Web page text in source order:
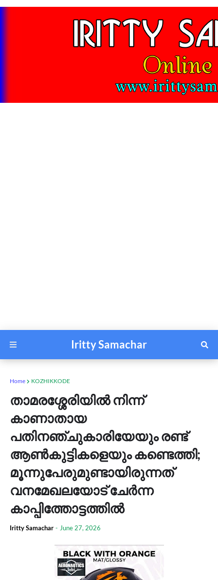
Iritty Samachar
Home KOZHIKKODE
താമരശ്ശേരിയില്‍ നിന്ന്
കാണാതായ
പതിനഞ്ചുകാരിയേയും രണ്ട്
ആണ്‍കുട്ടികളെയും കണ്ടെത്തി;
മൂന്നുപേരുമുണ്ടായിരുന്നത്
വനമേഖലയോട് ചേര്‍ന്ന
കാപ്പിത്തോട്ടത്തില്‍
Iritty Samachar - June 27, 2026